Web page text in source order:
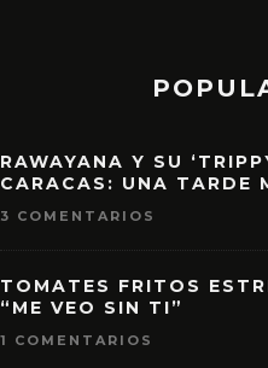
RAWAYANA Y SU
CARACAS: UNA TARDE
3 COMENTARIOS
TOMATES FRITOS
“ME VEO SIN TI”
1 COMENTARIOS